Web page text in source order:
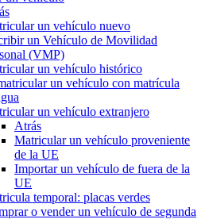
un vehículo nuevo
un Vehículo de Movilidad
(VMP)
un vehículo histórico
un vehículo con matrícula
un vehículo extranjero
Atrás
Matricular un vehículo proveniente
de la UE
Importar un vehículo de fuera de la
UE
temporal: placas verdes
o vender un vehículo de segunda